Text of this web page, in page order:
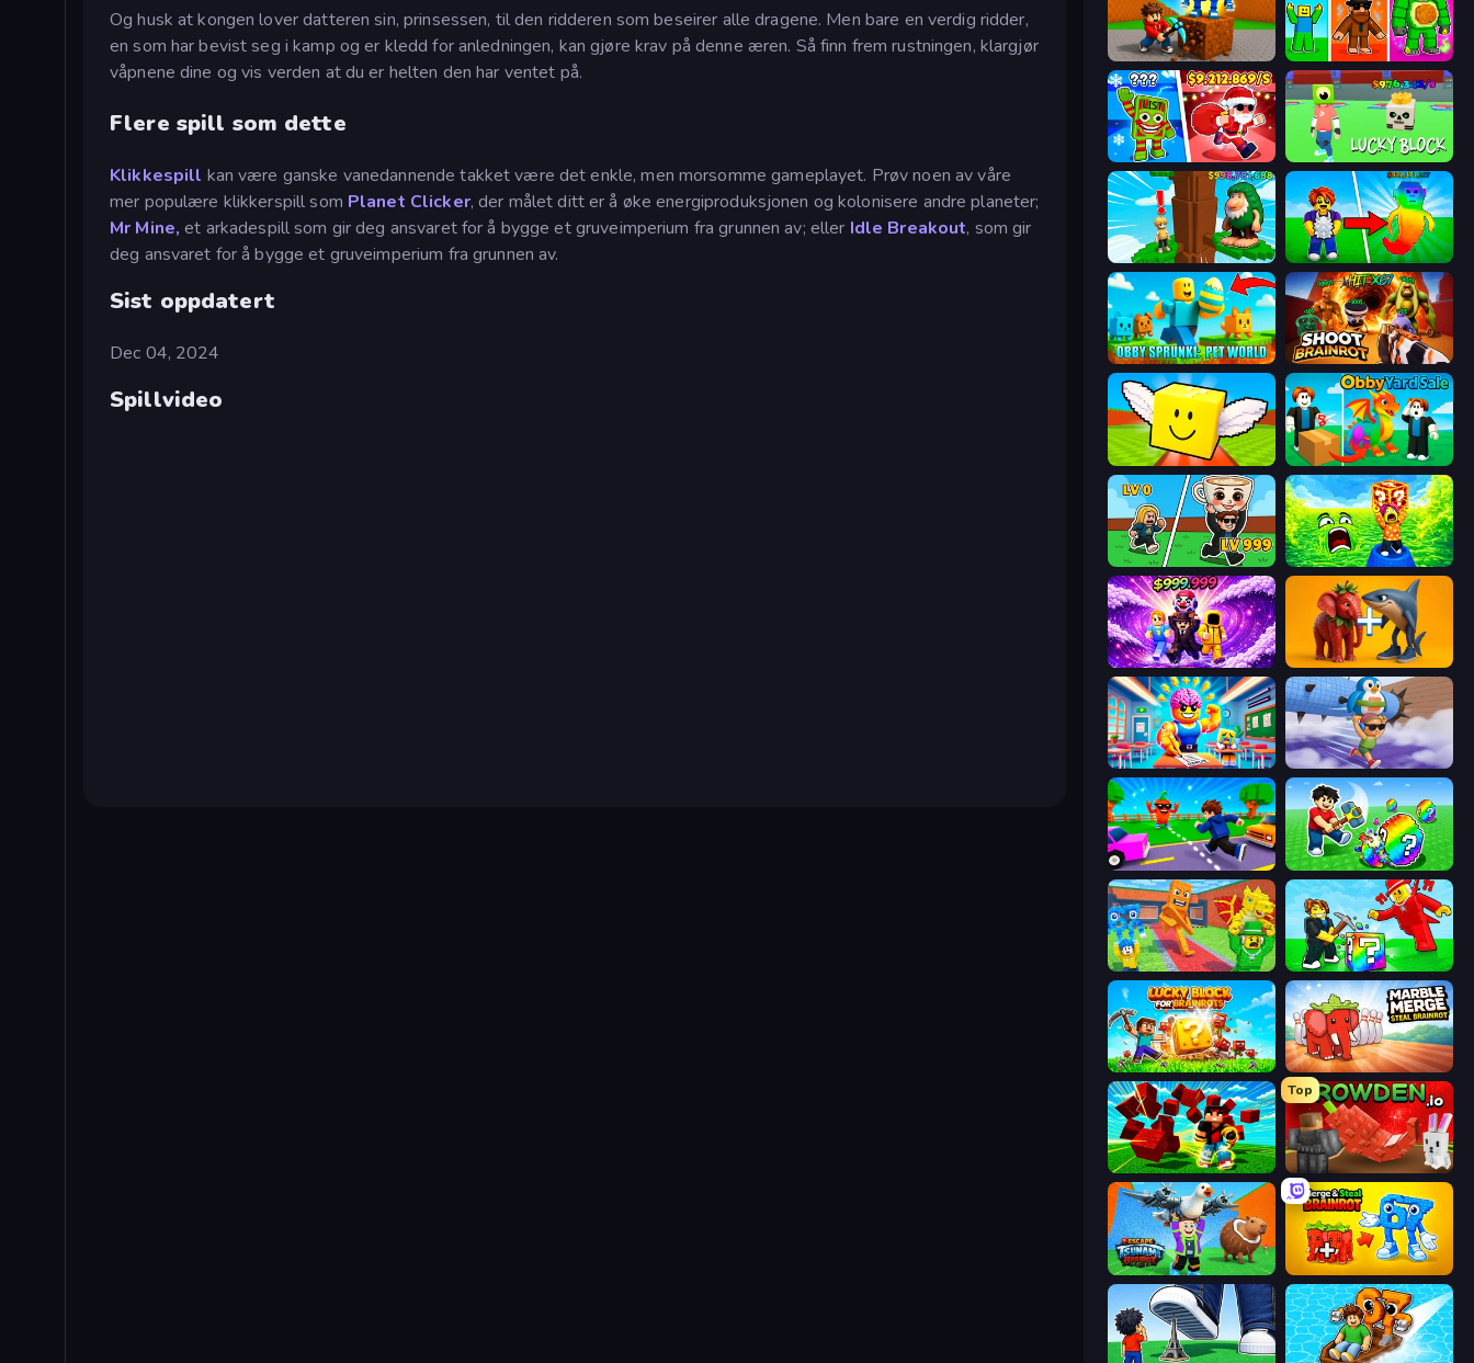
Og husk at kongen lover datteren sin, prinsessen, til den ridderen som beseirer alle dragene. Men bare en verdig ridder,
en som har bevist seg i kamp og er kledd for anledningen, kan gjøre krav på denne æren. Så finn frem rustningen, klargjør
våpnene dine og vis verden at du er helten den har ventet på.
Flere spill som dette
Klikkespill kan være ganske vanedannende takket være det enkle, men morsomme gameplayet. Prøv noen av våre
mer populære klikkerspill som Planet Clicker, der målet ditt er å øke energiproduksjonen og kolonisere andre planeter;
Mr Mine, et arkadespill som gir deg ansvaret for å bygge et gruveimperium fra grunnen av; eller Idle Breakout, som gir
deg ansvaret for å bygge et gruveimperium fra grunnen av.
Sist oppdatert
Dec 04, 2024
Spillvideo
Obby: Break Rocks For Brainrots Obby Brainrot Merge
Plants vs Brain Zombies Lucky Block
Steal Beanstalk for Brainrots Collect Brainrot Egg
Obby Sprunki: Pet World Shoot Brainrot
Lucky Brainrot Blocks Online Obby Yard Sale
Brainrot Arena Online Save Memerots: Acid Lava lake
Obby - BrainWave
Obby: Dumb or Genius IQ Test BrainZombie Log Escape
Robby: Cross the Road for Brainrot Break a Lucky Egg Brainrots
Catch Brainrots From Bosses
Lucky Blocks for Brainrots Marble Merge: Steal Brainrot Game
Robby Superhero
Top
Grow A Garden | Growden.io
Escape Tsunami Brainrot Merge & Steal Brainrot